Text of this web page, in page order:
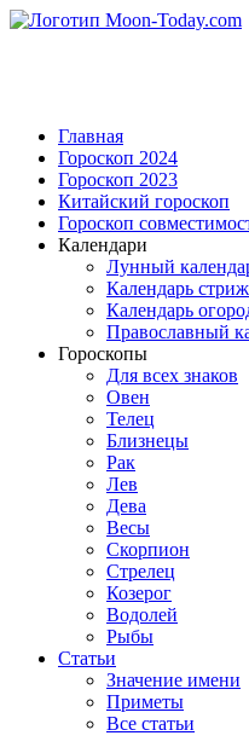
Главная
Гороскоп 2024
Гороскоп 2023
Китайский гороскоп
Гороскоп
Календари
Лунный
Календарь
Календарь
Православный
Гороскопы
Для всех знаков
Овен
Телец
Близнецы
Рак
Лев
Дева
Весы
Скорпион
Стрелец
Козерог
Водолей
Рыбы
Статьи
Значение имени
Приметы
Все статьи